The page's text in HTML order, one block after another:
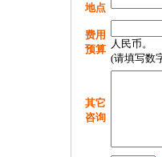
地点
费用
预算 人民币。
(请填写数
其它
咨询